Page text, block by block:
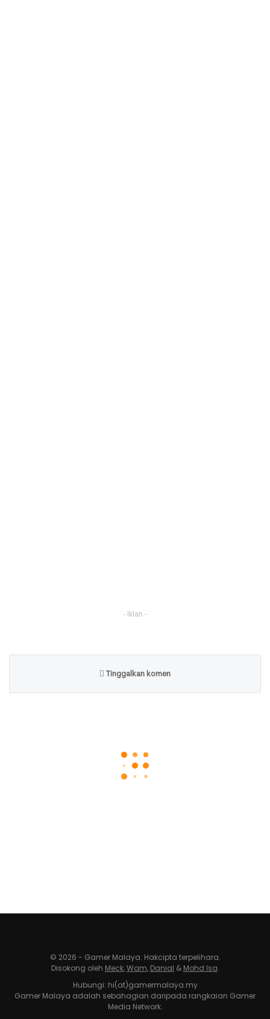
- Iklan -
Tinggalkan komen
© 2026 - Gamer Malaya. Hakcipta terpelihara.
Disokong oleh Meck,Wam, Danial & Mohd Isa.
Hubungi: hi(at)gamermalaya.my
Gamer Malaya adalah sebahagian daripada rangkaian Gamer
Media Network.